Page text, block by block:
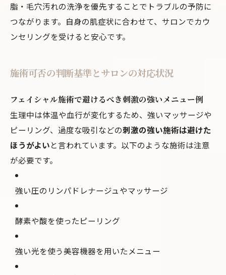
脂・毛穴汚れの洗浄を優先することでトラブルの予防に
つながります。自身の肌症状に合わせて、サロンでカウ
ンセリングを受けると安心です。
施術可否の判断基準とサロンの対応状況
フェイシャル施術で避けるべき刺激の強いメニュー例
生理中は体温や血行が変化するため、強いマッサージや
ピーリング、過度な吸引などの刺激の強い施術は避けた
ほうがよいと言われています。以下のような施術は注意
が必要です。
強い圧のリンパドレナージュやマッサージ
酵素や酸を使ったピーリング
強い光を使う美容機器を用いたメニュー